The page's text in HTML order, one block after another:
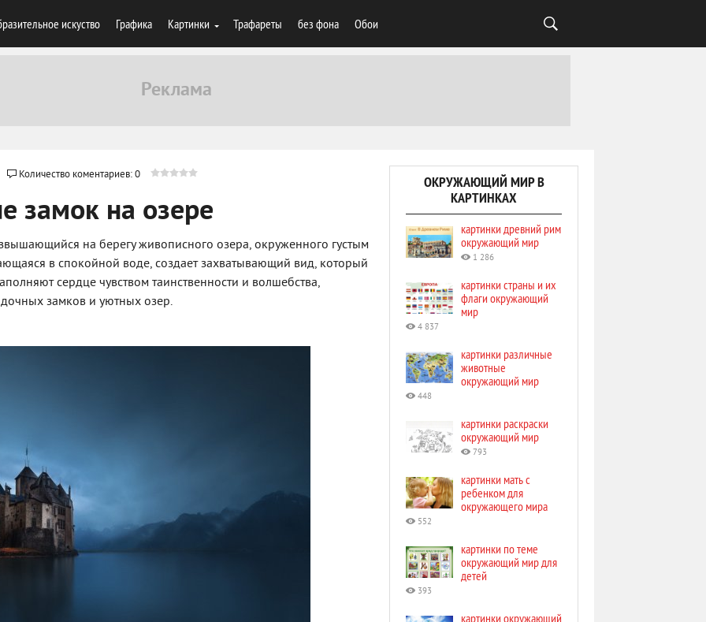
искуство Графика Картинки Трафареты без фона Обои
Количество коментариев: 0
замок на озере
на берегу живописного озера, окруженного густым
в спокойной воде, создает захватывающий вид, который
сердце чувством таинственности и волшебства,
замков и уютных озер.
ОКРУЖАЮЩИЙ МИР В
КАРТИНКАХ
картинки древний рим
окружающий мир
1 286
картинки страны и их
флаги окружающий
мир
4 837
картинки различные
животные
окружающий мир
448
картинки раскраски
окружающий мир
793
картинки мать с
ребенком для
окружающего мира
552
картинки по теме
окружающий мир для
детей
393
картинки окружающий